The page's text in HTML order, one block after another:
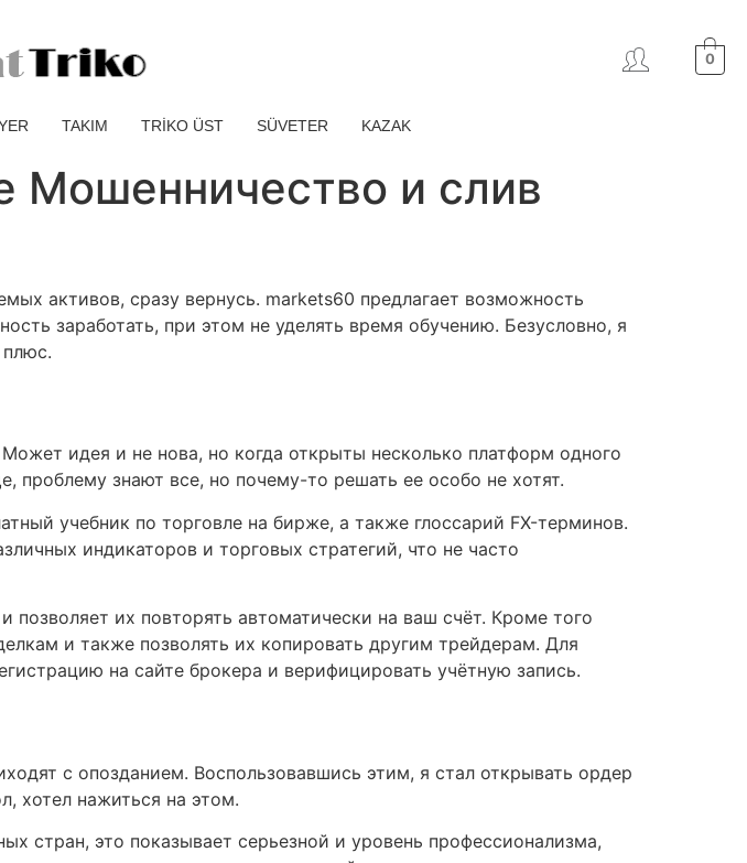
0
TAKIM TRİKO ÜST SÜVETER KAZAK
Мошенничество и слив
активов, сразу вернусь. markets60 предлагает возможность
заработать, при этом не уделять время обучению. Безусловно, я
идея и не нова, но когда открыты несколько платформ одного
проблему знают все, но почему-то решать ее особо не хотят.
учебник по торговле на бирже, а также глоссарий FX-терминов.
индикаторов и торговых стратегий, что не часто
их повторять автоматически на ваш счёт. Кроме того
и также позволять их копировать другим трейдерам. Для
на сайте брокера и верифицировать учётную запись.
с опозданием. Воспользовавшись этим, я стал открывать ордер
хотел нажиться на этом.
стран, это показывает серьезной и уровень профессионализма,